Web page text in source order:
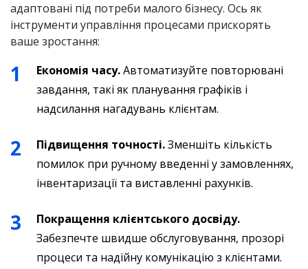
адаптовані під потреби малого бізнесу. Ось як
інструменти управління процесами прискорять
ваше зростання:
Економія часу.Автоматизуйте повторювані
завдання, такі як планування графіків і
надсилання нагадувань клієнтам.
Підвищення точності.Зменшіть кількість
помилок при ручному введенні у замовленнях,
інвентаризації та виставленні рахунків.
Покращення клієнтського досвіду.
Забезпечте швидше обслуговування, прозорі
процеси та надійну комунікацію з клієнтами.